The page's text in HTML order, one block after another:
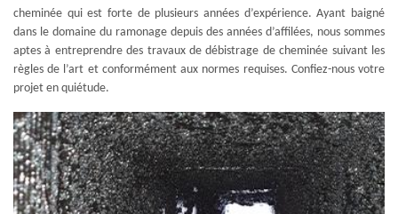
cheminée qui est forte de plusieurs années d’expérience. Ayant baigné
dans le domaine du ramonage depuis des années d’affilées, nous sommes
aptes à entreprendre des travaux de débistrage de cheminée suivant les
règles de l’art et conformément aux normes requises. Confiez-nous votre
projet en quiétude.